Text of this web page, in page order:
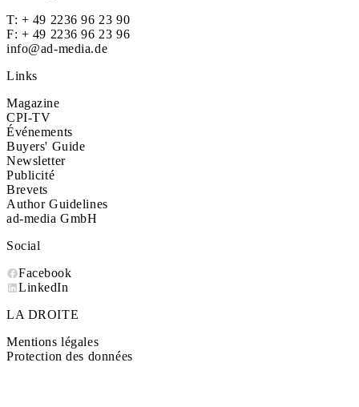
T: + 49 2236 96 23 90
F: + 49 2236 96 23 96
info@ad-media.de
Links
Magazine
CPI-TV
Événements
Buyers' Guide
Newsletter
Publicité
Brevets
Author Guidelines
ad-media GmbH
Social
Facebook
LinkedIn
LA DROITE
Mentions légales
Protection des données